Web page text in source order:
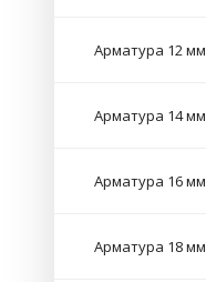
Арматура 12 мм
Арматура 14 мм
Арматура 16 мм
Арматура 18 мм